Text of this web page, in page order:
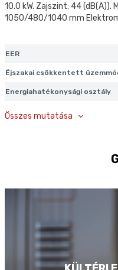
10.0 kW. Zajszint: 44
1050/480/1040 mm
EER
Éjszakai csökkentett
Energiahatékonysági osztály
Fázisok száma
Használati melegvíz maximális
hőmérséklete
Hőszivattyú fűtési
Összes mutatása